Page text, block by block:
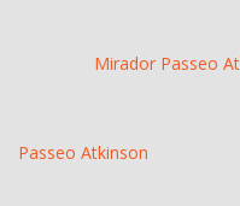
Mirador Passeo
Passeo Atkinson